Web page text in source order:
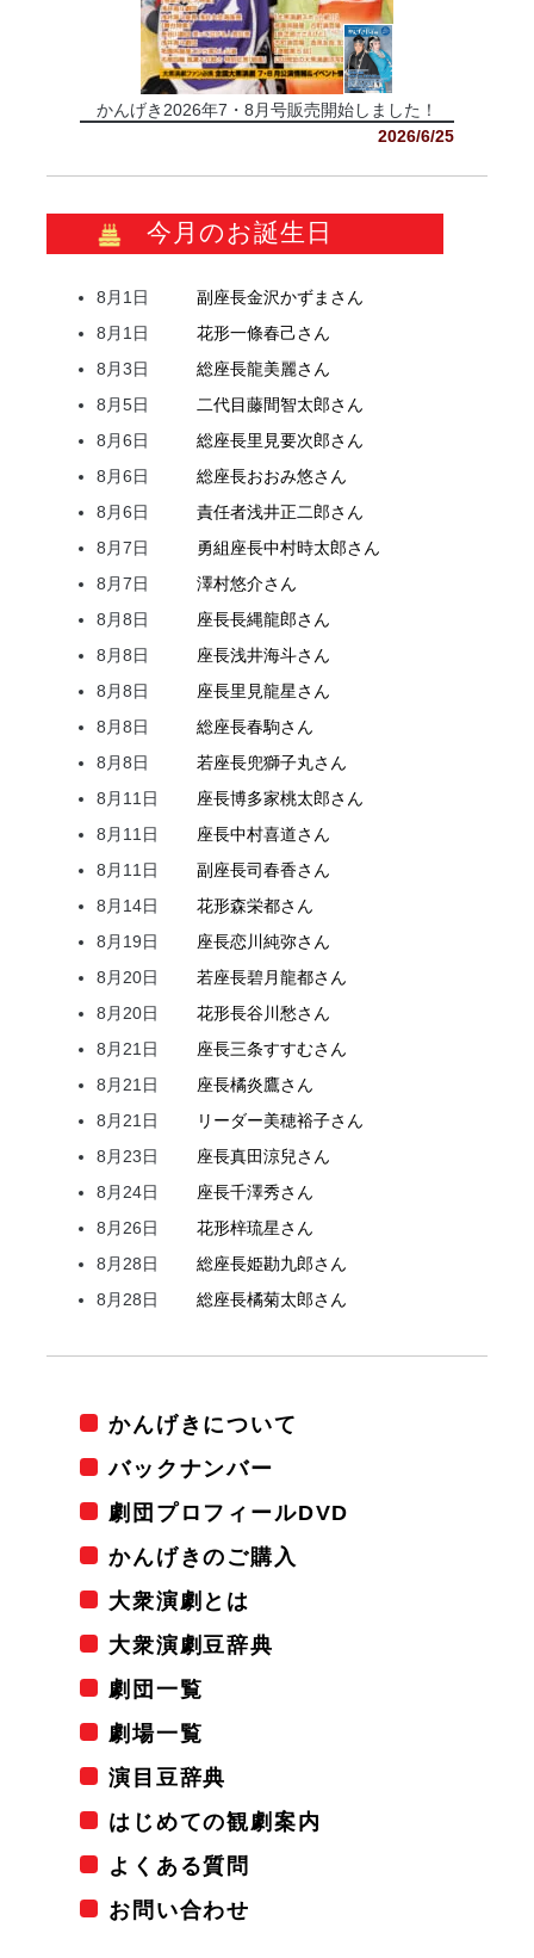
かんげき2026年7・8月号販売開始しました！
2026/6/25
今月のお誕生日
8月1日 副座長金沢かずま さん
8月1日
花形一條春己さん
8月3日
総座長龍美麗さん
8月5日
二代目藤間智太郎さん
8月6日
総座長里見要次郎さん
8月6日
総座長おおみ悠さん
8月6日
責任者浅井正二郎さん
8月7日
勇組座長中村時太郎さん
8月7日
澤村悠介さん
8月8日
座長長縄龍郎さん
8月8日
座長浅井海斗さん
8月8日
座長里見龍星さん
8月8日
総座長春駒さん
8月8日
若座長兜獅子丸さん
8月11日
座長博多家桃太郎さん
8月11日
座長中村喜道さん
8月11日
副座長司春香さん
8月14日
花形森栄都さん
8月19日
座長恋川純弥さん
8月20日
若座長碧月龍都さん
8月20日
花形長谷川愁さん
8月21日
座長三条すすむさん
8月21日
座長橘炎鷹さん
8月21日
リーダー美穂裕子さん
8月23日
座長真田涼兒さん
8月24日
座長千澤秀さん
8月26日
花形梓琉星さん
8月28日
総座長姫勘九郎さん
8月28日
総座長橘菊太郎さん
かんげきについて
バックナンバー
劇団プロフィールDVD
かんげきのご購入
大衆演劇とは
大衆演劇豆辞典
劇団一覧
劇場一覧
演目豆辞典
はじめての観劇案内
よくある質問
お問い合わせ